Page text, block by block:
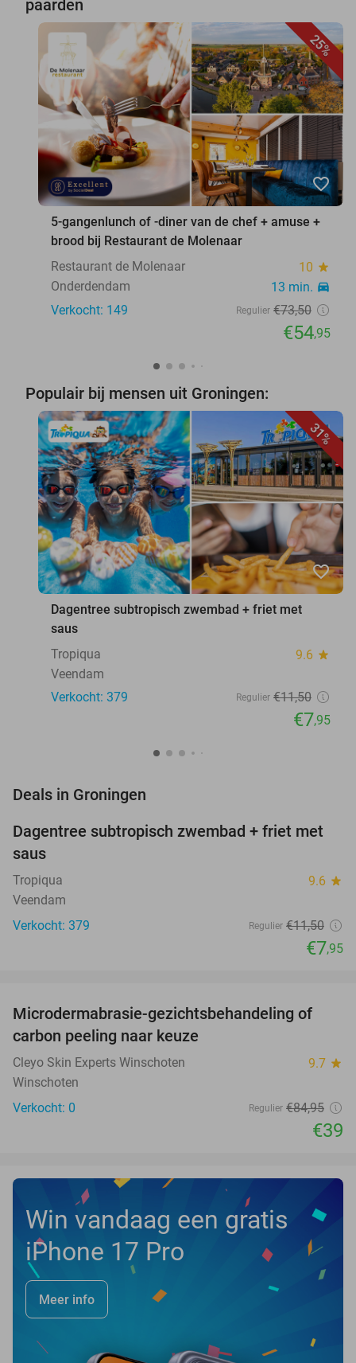
paarden
25%
favorite_border
5-gangenlunch of -diner van de chef + amuse +
brood bij Restaurant de Molenaar
Restaurant de Molenaar
10 star
Onderdendam 13 min. directions_car
Verkocht: 149 Regulier €73,50
€54,95
Populair bij mensen uit Groningen:
31%
favorite_border
Dagentree subtropisch zwembad + friet met
saus
Tropiqua
9.6 star
Veendam
Verkocht: 379
Regulier €11,50
€7,95
Deals in Groningen
31%
Dagentree subtropisch zwembad + friet met
saus
Tropiqua 9.6 star
Veendam
Verkocht: 379
Regulier €11,50
€7,95
54%
TODAY
Microdermabrasie-gezichtsbehandeling of
carbon peeling naar keuze
Cleyo Skin Experts Winschoten 9.7 star
Winschoten
Verkocht: 0
Regulier €84,95
€39
Win vandaag een gratis
iPhone 17 Pro
Meer info